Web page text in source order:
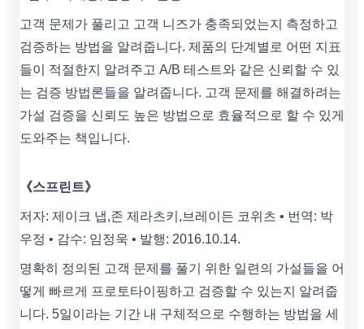
고객 문제가 풀리고 고객 니즈가 충족되었는지 측정하고
검증하는 방법을 알려줍니다. 제품의 단계별로 어떤 지표
들이 적절한지 알려주고 A/B 테스트와 같은 신뢰할 수 있
는 검증 방법론들을 알려줍니다. 고객 문제를 해결하려는
가설 검증을 신뢰도 높은 방법으로 효율적으로 할 수 있게
도와주는 책입니다.
《스프린트》
저자: 제이크 냅,존 제라츠키,브레이든 코위츠 • 번역: 박
우정 • 감수: 임정욱 • 발행: 2016.10.14.
명확히 정의된 고객 문제를 풀기 위한 일련의 가설들을 어
떻게 빠르게 프로토타이핑하고 검증할 수 있는지 알려줍
니다. 5일이라는 기간 내 구체적으로 수행하는 방법을 세